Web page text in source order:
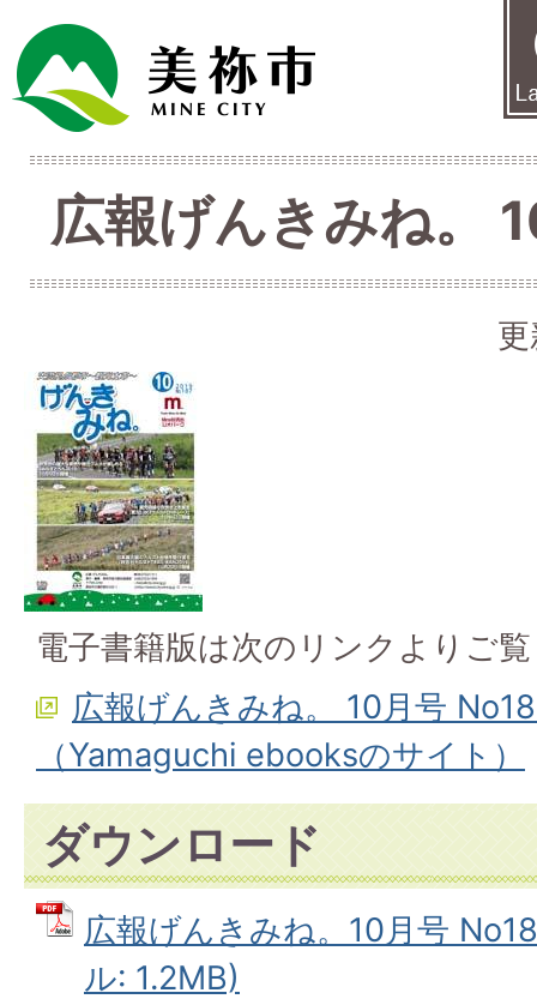
広報げんきみね。
電子書籍版は次のリンクよりご
広報げんきみね。 10月号
（Yamaguchi ebooksのサイト）
ダウンロード
広報げんきみね。10月号
ル: 1.2MB)